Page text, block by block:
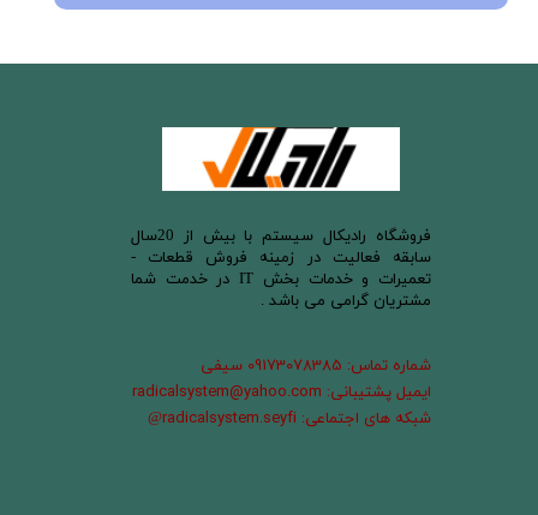
​فروشگاه رادیکال سیستم با بیش از 20سال
سابقه فعالیت در زمینه فروش قطعات -
تعمیرات و خدمات بخش IT در خدمت شما
مشتریان گرامی می باشد .
شماره تماس: 09173078385 سیفی
ایمیل پشتیبانی: radicalsystem@yahoo.com
شبکه های اجتماعی: radicalsystem.seyfi
@